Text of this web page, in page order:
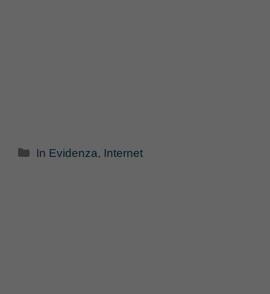
Categorie
In Evidenza, Internet